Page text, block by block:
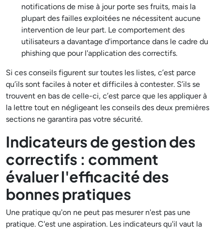
notifications de mise à jour porte ses fruits, mais la
plupart des failles exploitées ne nécessitent aucune
intervention de leur part. Le comportement des
utilisateurs a davantage d'importance dans le cadre du
phishing que pour l'application des correctifs.
Si ces conseils figurent sur toutes les listes, c’est parce
qu’ils sont faciles à noter et difficiles à contester. S’ils se
trouvent en bas de celle-ci, c’est parce que les appliquer à
la lettre tout en négligeant les conseils des deux premières
sections ne garantira pas votre sécurité.
Indicateurs de gestion des
correctifs : comment
évaluer l'efficacité des
bonnes pratiques
Une pratique qu'on ne peut pas mesurer n'est pas une
pratique. C'est une aspiration. Les indicateurs qu'il vaut la